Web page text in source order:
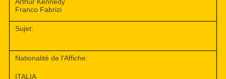
Franco Fabrizi
Sujet:
Nationalité de l'Affiche:
ITALIA